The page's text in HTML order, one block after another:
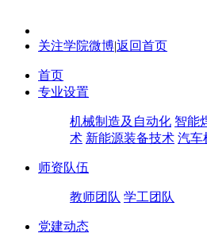
关注学院微博|返回首页
首页
专业设置
机械制造及自动化 智能
术 新能源装备技术 汽车
师资队伍
教师团队 学工团队
党建动态